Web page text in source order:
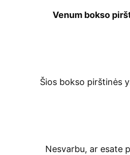
Venum bokso
Šios bokso pirštinės
Nesvarbu, ar esate